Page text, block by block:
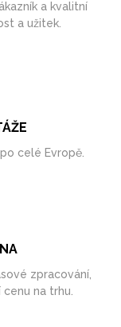
a kvalitní
a užitek.
celé Evropě.
zpracování,
na trhu.